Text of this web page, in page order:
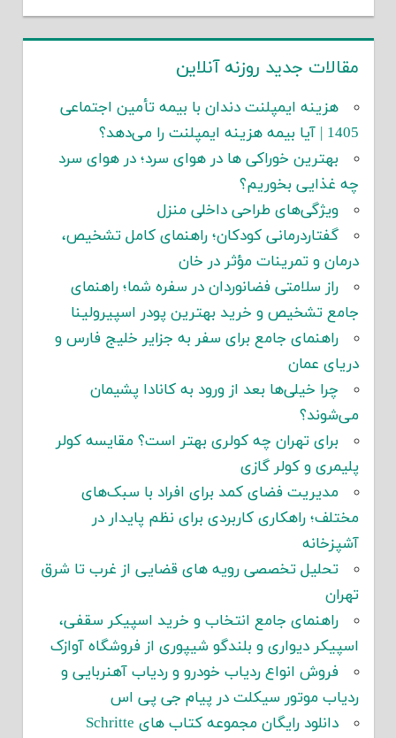
مقالات جدید روزنه آنلاین
هزینه ایمپلنت دندان با بیمه تأمین اجتماعی
1405 | آیا بیمه هزینه ایمپلنت را می‌دهد؟
بهترین خوراکی ها در هوای سرد؛ در هوای سرد
چه غذایی بخوریم؟
ویژگی‌های طراحی داخلی منزل
گفتاردرمانی کودکان؛ راهنمای کامل تشخیص،
درمان و تمرینات مؤثر در خان
راز سلامتی فضانوردان در سفره شما؛ راهنمای
جامع تشخیص و خرید بهترین پودر اسپیرولینا
راهنمای جامع برای سفر به جزایر خلیج فارس و
دریای عمان
چرا خیلی‌ها بعد از ورود به کانادا پشیمان
می‌شوند؟
برای تهران چه کولری بهتر است؟ مقایسه کولر
پلیمری و کولر گازی
مدیریت فضای کمد برای افراد با سبک‌های
مختلف؛ راهکاری کاربردی برای نظم پایدار در
آشپزخانه
تحلیل تخصصی رویه های قضایی از غرب تا شرق
تهران
راهنمای جامع انتخاب و خرید اسپیکر سقفی،
اسپیکر دیواری و بلندگو شیپوری از فروشگاه آوازک
فروش انواع ردیاب خودرو و ردیاب آهنربایی و
ردیاب موتور سیکلت در پیام جی پی اس
دانلود رایگان مجموعه کتاب های Schritte